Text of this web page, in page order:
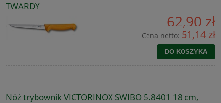
TWARDY
62,90 zł
Cena netto: 51,14 zł
DO KOSZYKA
Nóż trybownik VICTORINOX SWIBO 5.8401 18 cm,